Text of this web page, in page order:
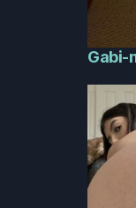
Gabi-